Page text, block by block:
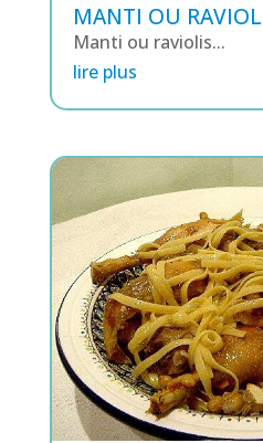
MANTI OU
Manti ou raviolis...
lire plus